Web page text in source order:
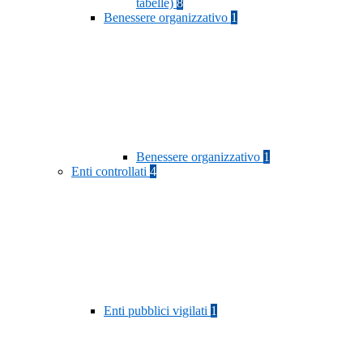
tabelle) 8
Benessere organizzativo 1
Benessere organizzativo 1
Enti controllati 4
Enti pubblici vigilati 1